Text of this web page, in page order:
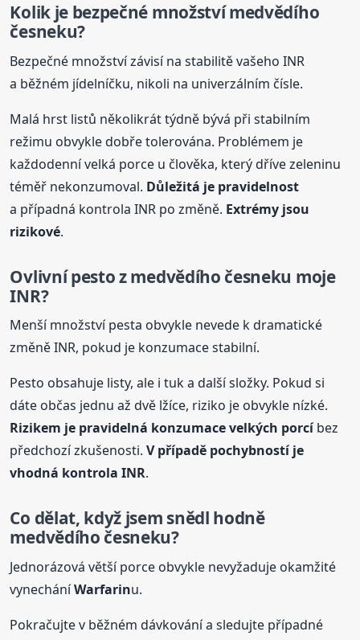
Kolik je bezpečné množství medvědího
česneku?
Bezpečné množství závisí na stabilitě vašeho INR
a běžném jídelníčku, nikoli na univerzálním čísle.
Malá hrst listů několikrát týdně bývá při stabilním
režimu obvykle dobře tolerována. Problémem je
každodenní velká porce u člověka, který dříve zeleninu
téměř nekonzumoval. Důležitá je pravidelnost
a případná kontrola INR po změně. Extrémy jsou
rizikové.
Ovlivní pesto z medvědího česneku moje
INR?
Menší množství pesta obvykle nevede k dramatické
změně INR, pokud je konzumace stabilní.
Pesto obsahuje listy, ale i tuk a další složky. Pokud si
dáte občas jednu až dvě lžíce, riziko je obvykle nízké.
Rizikem je pravidelná konzumace velkých porcíbez
předchozí zkušenosti.V případě pochybností je
vhodná kontrola INR.
Co dělat, když jsem snědl hodně
medvědího česneku?
Jednorázová větší porce obvykle nevyžaduje okamžité
vynecháníWarfarinu.
Pokračujte v běžném dávkování a sledujte případné